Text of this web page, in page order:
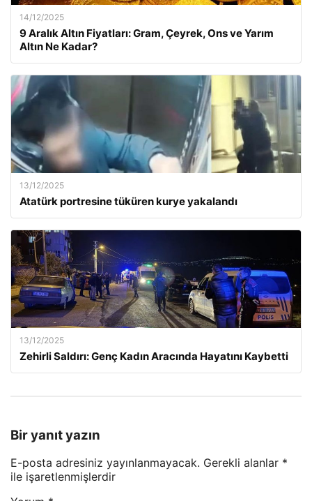
14/12/2025
9 Aralık Altın Fiyatları: Gram, Çeyrek, Ons ve Yarım
Altın Ne Kadar?
13/12/2025
Atatürk portresine tüküren kurye yakalandı
13/12/2025
Zehirli Saldırı: Genç Kadın Aracında Hayatını Kaybetti
Bir yanıt yazın
E-posta adresiniz yayınlanmayacak. Gerekli alanlar *
ile işaretlenmişlerdir